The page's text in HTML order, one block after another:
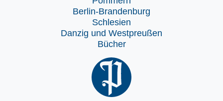
Berlin-Brandenburg
Schlesien
Danzig und Westpreußen
Bücher